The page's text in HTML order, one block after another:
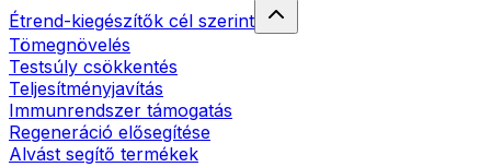
Étrend-kiegészítők cél szerint
Tömegnövelés
Testsúly csökkentés
Teljesítményjavítás
Immunrendszer támogatás
Regeneráció elősegítése
Alvást segítő termékek